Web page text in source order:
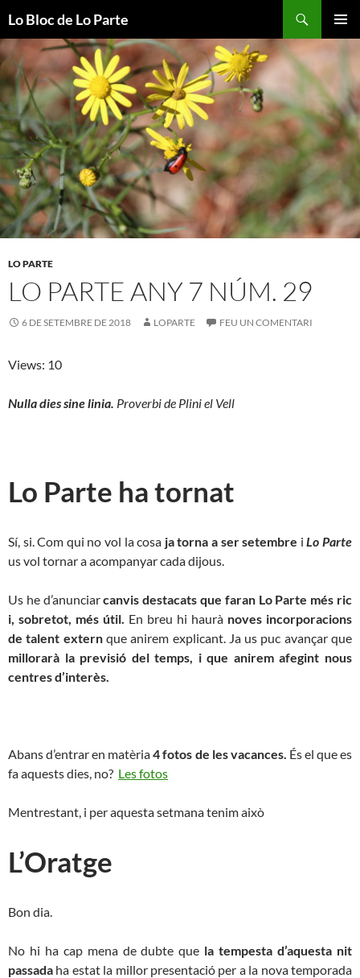
contingut
Lo Bloc de Lo Parte
LO PARTE
LO PARTE ANY 7 NÚM. 29
6 DE SETEMBRE DE 2018 LOPARTE FEU UN COMENTARI
Views: 10
Nulla dies sine linia. Proverbi de Plini el Vell
Lo Parte ha tornat
Sí, si. Com qui no vol la cosa ja torna a ser setembre iLo Parte
us vol tornar a acompanyar cada dijous.
Us he d’anunciarcanvis destacats que faran Lo Parte més ric
i, sobretot, més útil. En breu hi haurà noves incorporacions
de talent externque anirem explicant. Ja us puc avançar que
millorarà la previsió del temps, i que anirem afegint nous
centres d’interès.
Abans d’entrar en matèria4 fotos de les vacances. És el que es
fa aquests dies, no? Les fotos
Mentrestant, i per aquesta setmana tenim això
L’Oratge
Bon dia.
No hi ha cap mena de dubte que la tempesta d’aquesta nit
passada ha estat la millor presentació per a la nova temporada